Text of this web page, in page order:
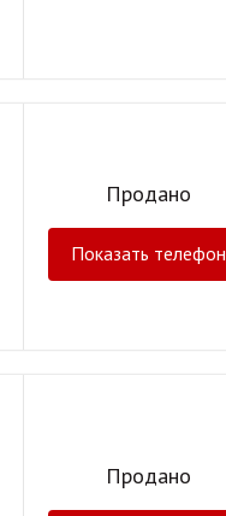
Продано
Показать телефон
Продано